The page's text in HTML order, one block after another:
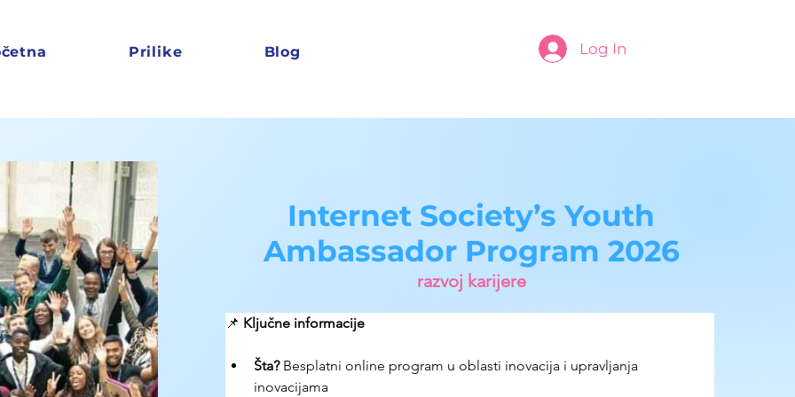
Prilike Blog Log In
Internet Society’s Youth
Ambassador Program 2026
razvoj karijere
📌 Ključne informacije
Šta? Besplatni online program u oblasti inovacija i upravljanja
inovacijama